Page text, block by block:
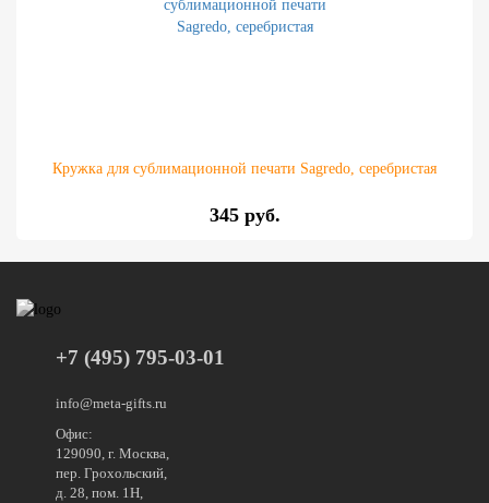
Кружка для сублимационной печати Sagredo, серебристая
345 руб.
+7 (495) 795-03-01
info@meta-gifts.ru
Офис:
129090, г. Москва,
пер. Грохольский,
д. 28, пом. 1Н,